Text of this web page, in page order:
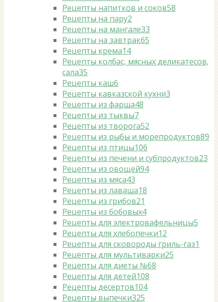
Рецепты напитков и соков58
Рецепты на пару2
Рецепты на мангале33
Рецепты на завтрак65
Рецепты крема14
Рецепты колбас, мясных деликатесов,
сала35
Рецепты каш6
Рецепты кавказской кухни3
Рецепты из фарша48
Рецепты из тыквы7
Рецепты из творога52
Рецепты из рыбы и морепродуктов89
Рецепты из птицы106
Рецепты из печени и субпродуктов23
Рецепты из овощей94
Рецепты из мяса43
Рецепты из лаваша18
Рецепты из грибов21
Рецепты из бобовых4
Рецепты для электровафельницы5
Рецепты для хлебопечки12
Рецепты для сковороды гриль-газ1
Рецепты для мультиварки25
Рецепты для диеты №68
Рецепты для детей108
Рецепты десертов104
Рецепты выпечки325